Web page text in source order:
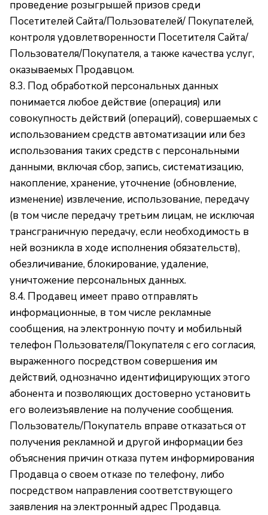
проведение розыгрышей призов среди
Посетителей Сайта/Пользователей/ Покупателей,
контроля удовлетворенности Посетителя Сайта/
Пользователя/Покупателя, а также качества услуг,
оказываемых Продавцом.
8.3. Под обработкой персональных данных
понимается любое действие (операция) или
совокупность действий (операций), совершаемых с
использованием средств автоматизации или без
использования таких средств с персональными
данными, включая сбор, запись, систематизацию,
накопление, хранение, уточнение (обновление,
изменение) извлечение, использование, передачу
(в том числе передачу третьим лицам, не исключая
трансграничную передачу, если необходимость в
ней возникла в ходе исполнения обязательств),
обезличивание, блокирование, удаление,
уничтожение персональных данных.
8.4. Продавец имеет право отправлять
информационные, в том числе рекламные
сообщения, на электронную почту и мобильный
телефон Пользователя/Покупателя с его согласия,
выраженного посредством совершения им
действий, однозначно идентифицирующих этого
абонента и позволяющих достоверно установить
его волеизъявление на получение сообщения.
Пользователь/Покупатель вправе отказаться от
получения рекламной и другой информации без
объяснения причин отказа путем информирования
Продавца о своем отказе по телефону, либо
посредством направления соответствующего
заявления на электронный адрес Продавца.